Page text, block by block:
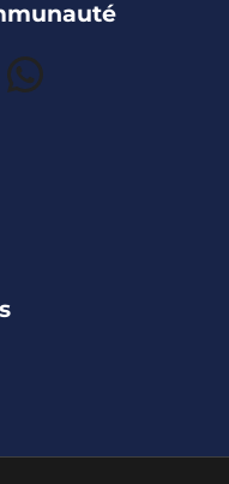
WhatsApp